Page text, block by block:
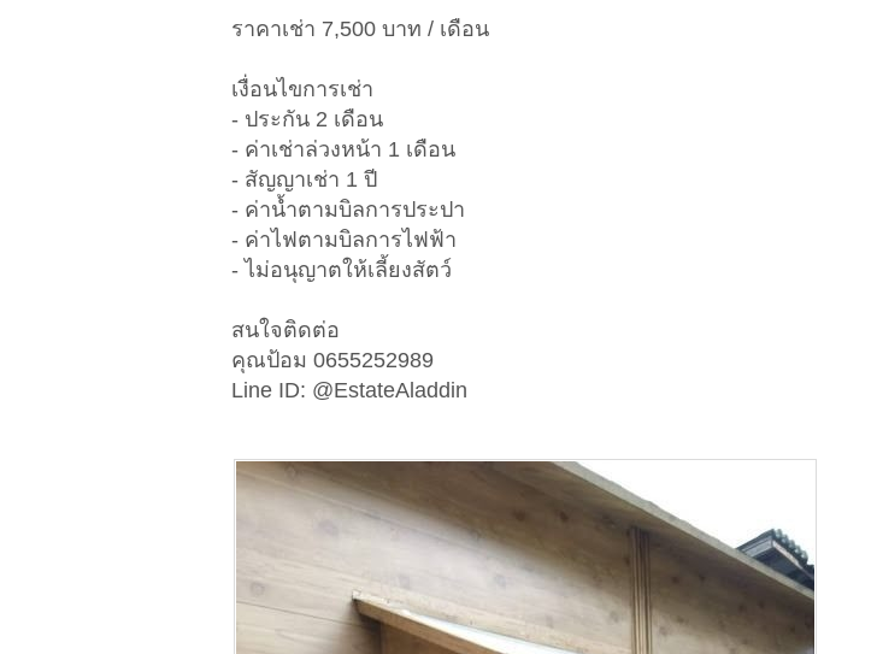
ราคาเช่า 7,500 บาท / เดือน
เงื่อนไขการเช่า
- ประกัน 2 เดือน
- ค่าเช่าล่วงหน้า 1 เดือน
- สัญญาเช่า 1 ปี
- ค่าน้ำตามบิลการประปา
- ค่าไฟตามบิลการไฟฟ้า
- ไม่อนุญาตให้เลี้ยงสัตว์
สนใจติดต่อ
คุณป้อม 0655252989
Line ID: @EstateAladdin